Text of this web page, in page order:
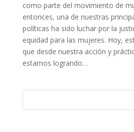
como parte del movimiento de
entonces, una de nuestras
políticas ha sido luchar por la
equidad para las mujeres. Hoy,
que desde nuestra acción y
estamos logrando…